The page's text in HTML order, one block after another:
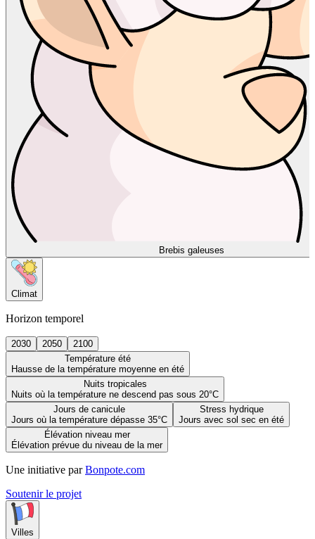
Brebis galeuses
Climat
Horizon temporel
2030 2050
2100
Température été
Hausse de la température moyenne en été
Nuits tropicales
Nuits où la température ne descend pas sous 20°C
Jours de canicule
Jours où la température dépasse 35°C
Stress hydrique
Jours avec sol sec en été
Élévation niveau mer
Élévation prévue du niveau de la mer
Une initiative par Bonpote.com
Soutenir le projet
Villes